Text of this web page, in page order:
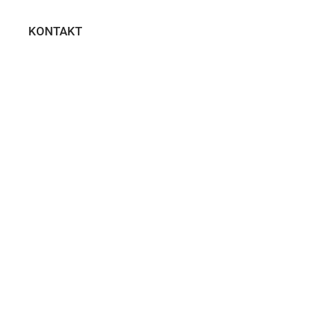
KONTAKT